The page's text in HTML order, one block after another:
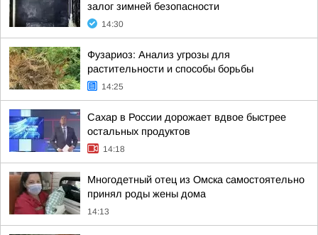
залог зимней безопасности
14:30
Фузариоз: Анализ угрозы для
растительности и способы борьбы
14:25
Сахар в России дорожает вдвое быстрее
остальных продуктов
14:18
Многодетный отец из Омска самостоятельно
принял роды жены дома
14:13